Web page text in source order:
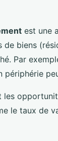
est une
biens
Par
périphérie
le taux de